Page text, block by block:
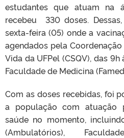
estudantes que atuam na
recebeu 330 doses.
sexta-feira (05) onde a
agendados pela
Vida da UFPel (CSQV), das
Faculdade de Medicina
Com as doses recebidas, foi
a população com atuação
saúde no momento,
(Ambulatórios),